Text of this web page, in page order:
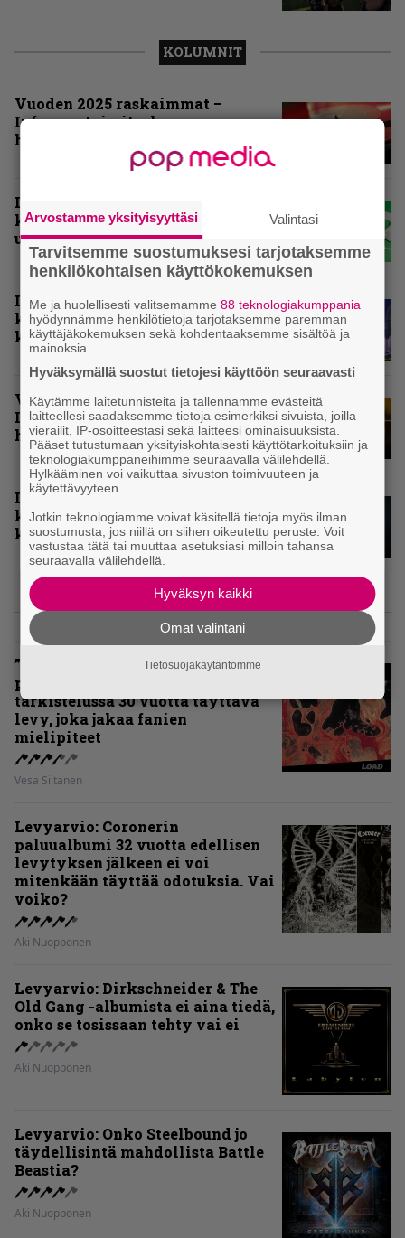
KOLUMNIT
Vuoden 2025 raskaimmat –
Infernon toimituskunnan
henkilökohtaiset suosikit
Inferno valikoi vuoden 2025
kovimmat levyt – tässä
ulkomaisten kärkikymmenikkö
Inferno valitsi vuoden 2025
kovimmat levyt – tässä kotimaan
kärkikymmenikkö
Vuoden 2024 raskaimmat – tässä
Infernon toimituskunnan
henkilökohtaiset kärkiviisikot
Inferno valitsi vuoden 2024
kovimmat albumit – tässä
kotimaisten kymmenen parasta
ARVIOT
”Metallica ei ole koskaan
pelännyt kehittyä ja muuttua” –
tarkistelussa 30 vuotta täyttävä
levy, joka jakaa fanien
mielipiteet
Vesa Siltanen
Levyarvio: Coronerin
paluualbumi 32 vuotta edellisen
levytyksen jälkeen ei voi
mitenkään täyttää odotuksia. Vai
voiko?
Aki Nuopponen
Levyarvio: Dirkschneider & The
Old Gang -albumista ei aina tiedä,
onko se tosissaan tehty vai ei
Aki Nuopponen
Levyarvio: Onko Steelbound jo
täydellisintä mahdollista Battle
Beastia?
Aki Nuopponen
Arvostamme yksityisyyttäsi Valintasi
Tarvitsemme suostumuksesi tarjotaksemme
henkilökohtaisen käyttökokemuksen
Me ja huolellisesti valitsemamme88 teknologiakumppania
hyödynnämme henkilötietoja tarjotaksemme paremman
käyttäjäkokemuksen sekä kohdentaaksemme sisältöä ja
mainoksia.
Hyväksymällä suostut tietojesi käyttöön seuraavasti
Käytämme laitetunnisteita ja tallennamme evästeitä
laitteellesi saadaksemme tietoja esimerkiksi sivuista, joilla
vierailit, IP-osoitteestasi sekä laitteesi ominaisuuksista.
Pääset tutustumaan yksityiskohtaisesti käyttötarkoituksiin ja
teknologiakumppaneihimme seuraavalla välilehdellä.
Hylkääminen voi vaikuttaa sivuston toimivuuteen ja
käytettävyyteen.
Jotkin teknologiamme voivat käsitellä tietoja myös ilman
suostumusta, jos niillä on siihen oikeutettu peruste. Voit
vastustaa tätä tai muuttaa asetuksiasi milloin tahansa
seuraavalla välilehdellä.
Hyväksyn kaikki
Omat valintani
Tietosuojakäytäntömme